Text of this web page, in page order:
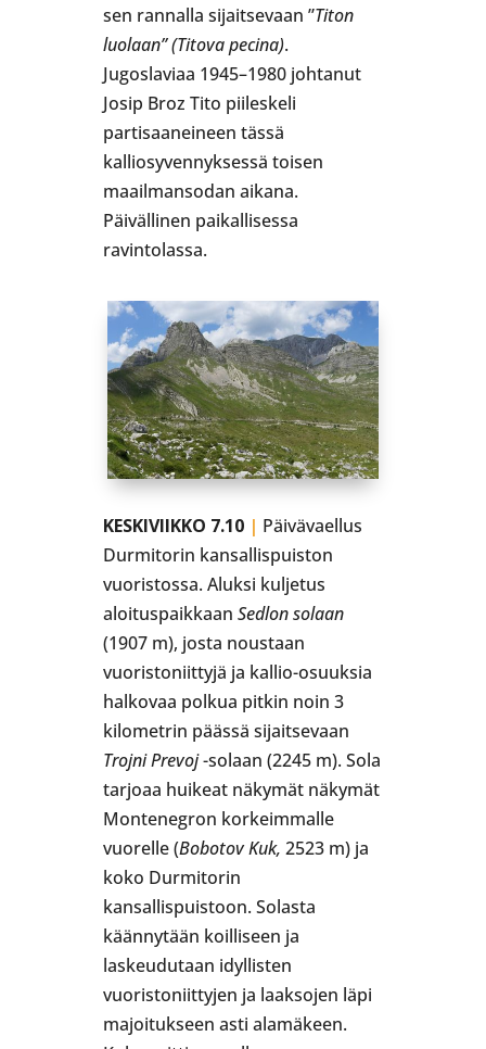
sen rannalla sijaitsevaan ”Titon
luolaan” (Titova pecina).
Jugoslaviaa 1945–1980 johtanut
Josip Broz Tito piileskeli
partisaaneineen tässä
kalliosyvennyksessä toisen
maailmansodan aikana.
Päivällinen paikallisessa
ravintolassa.
KESKIVIIKKO 7.10 | Päivävaellus
Durmitorin kansallispuiston
vuoristossa. Aluksi kuljetus
aloituspaikkaan Sedlon solaan
(1907 m), josta noustaan
vuoristoniittyjä ja kallio-osuuksia
halkovaa polkua pitkin noin 3
kilometrin päässä sijaitsevaan
Trojni Prevoj-solaan (2245 m). Sola
tarjoaa huikeat näkymät näkymät
Montenegron korkeimmalle
vuorelle (Bobotov Kuk, 2523 m) ja
koko Durmitorin
kansallispuistoon. Solasta
käännytään koilliseen ja
laskeudutaan idyllisten
vuoristoniittyjen ja laaksojen läpi
majoitukseen asti alamäkeen.